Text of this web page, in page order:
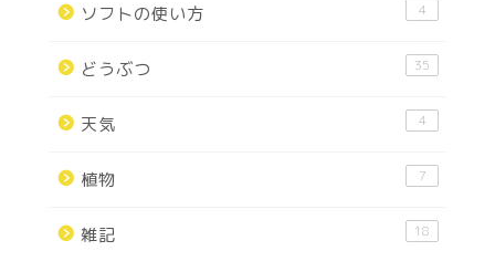
ソフトの使い方 4
どうぶつ 35
天気 4
植物 7
雑記 18